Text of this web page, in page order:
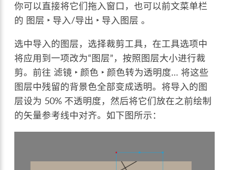
你可以直接将它们拖入窗口，也可以前文菜单栏
的 图层 ‣ 导入/导出 ‣ 导入图层 。
选中导入的图层，选择裁剪工具，在工具选项中
将应用到一项改为“图层”，按照图层大小进行裁
剪。前往 滤镜 ‣ 颜色 ‣ 颜色转为透明度… 将这些
图层中残留的背景色全部变成透明。将导入的图
层设为 50% 不透明度，然后将它们放在之前绘制
的矢量参考线中对齐。如下图所示：